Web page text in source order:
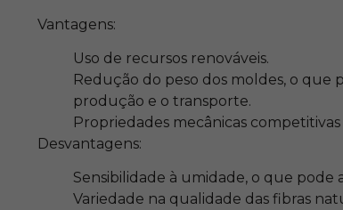
Vantagens:
Uso de recursos renováveis.
Redução do peso dos moldes, o que
produção e o transporte.
Propriedades mecânicas
Desvantagens:
Sensibilidade à umidade, o que pode
Variedade na qualidade das fibras